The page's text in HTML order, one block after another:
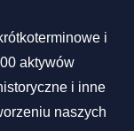
i
aktywów
i inne
naszych